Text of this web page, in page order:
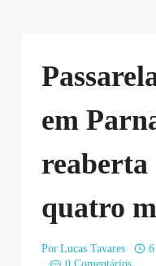
em
reaberta
quatro
Por Lucas Tavares